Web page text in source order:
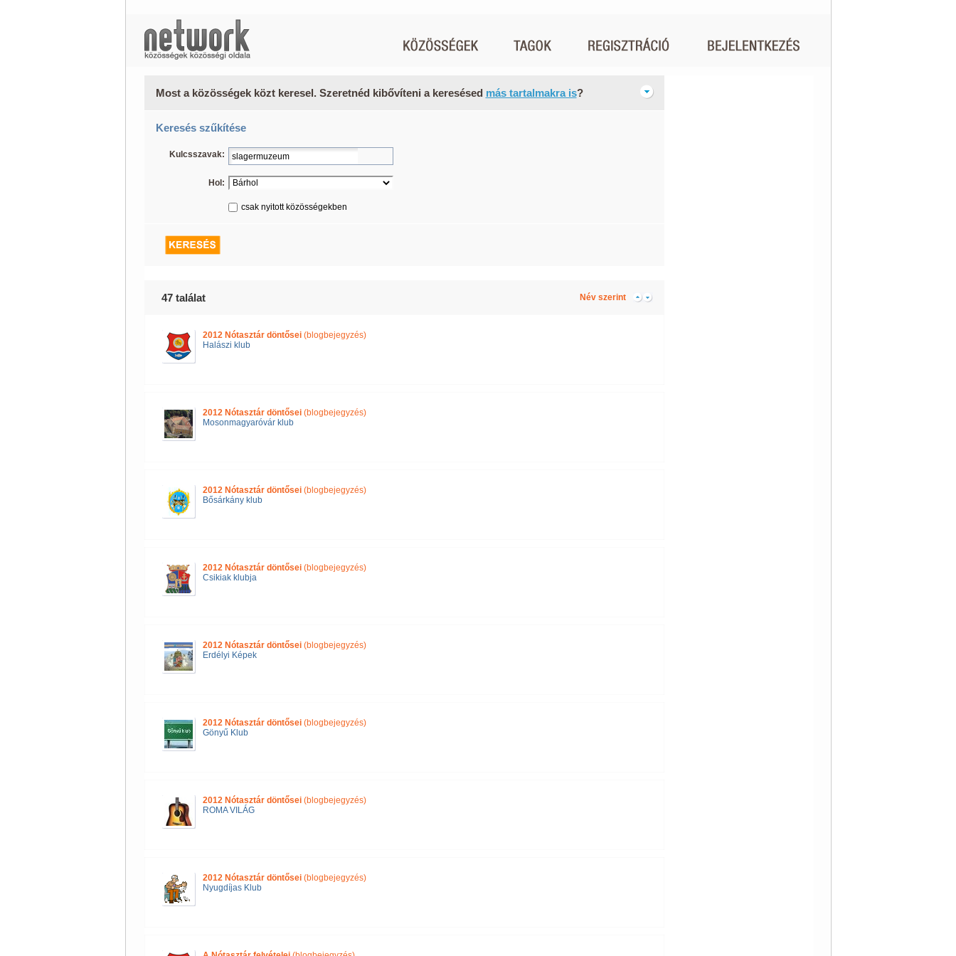
Most a közösségek közt keresel. Szeretnéd kibővíteni a keresésed más tartalmakra is?
Keresés szűkítése
Kulcsszavak:
Hol:
csak nyitott közösségekben
47 találat Név szerint
2012 Nótasztár döntősei(blogbejegyzés)
Halászi klub
2012 Nótasztár döntősei(blogbejegyzés)
Mosonmagyaróvár klub
2012 Nótasztár döntősei(blogbejegyzés)
Bősárkány klub
2012 Nótasztár döntősei(blogbejegyzés)
Csikiak klubja
2012 Nótasztár döntősei(blogbejegyzés)
Erdélyi Képek
2012 Nótasztár döntősei(blogbejegyzés)
Gönyű Klub
2012 Nótasztár döntősei(blogbejegyzés)
ROMA VILÁG
2012 Nótasztár döntősei(blogbejegyzés)
Nyugdíjas Klub